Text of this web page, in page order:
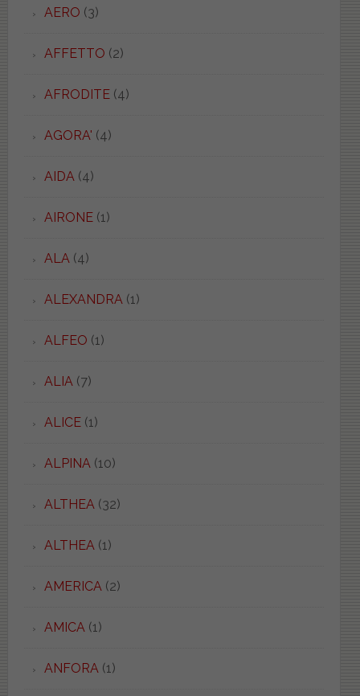
AERO (3)
AFFETTO (2)
AFRODITE(4)
AGORA' (4)
AIDA(4)
AIRONE(1)
ALA(4)
ALEXANDRA(1)
ALFEO (1)
ALIA(7)
ALICE(1)
ALPINA(10)
ALTHEA(32)
ALTHEA(1)
AMERICA(2)
AMICA(1)
ANFORA(1)